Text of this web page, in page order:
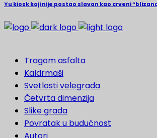
Yu kiosk koji nije postao slavan kao crveni
Tragom asfalta
Kaldrmaši
Svetlosti velegrada
Četvrta dimenzija
Slike grada
Povratak u budućnost